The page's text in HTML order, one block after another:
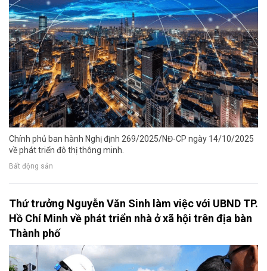
Chính phủ ban hành Nghị định 269/2025/NĐ-CP ngày 14/10/2025
về phát triển đô thị thông minh.
Bất động sản
Thứ trưởng Nguyễn Văn Sinh làm việc với UBND TP.
Hồ Chí Minh về phát triển nhà ở xã hội trên địa bàn
Thành phố